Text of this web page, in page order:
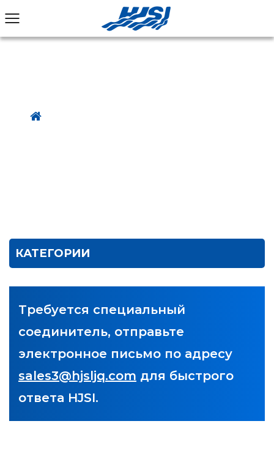
КАТЕГОРИИ
Требуется специальный
соединитель, отправьте
электронное письмо по адресу
sales3@hjsljq.com для быстрого
ответа HJSI.